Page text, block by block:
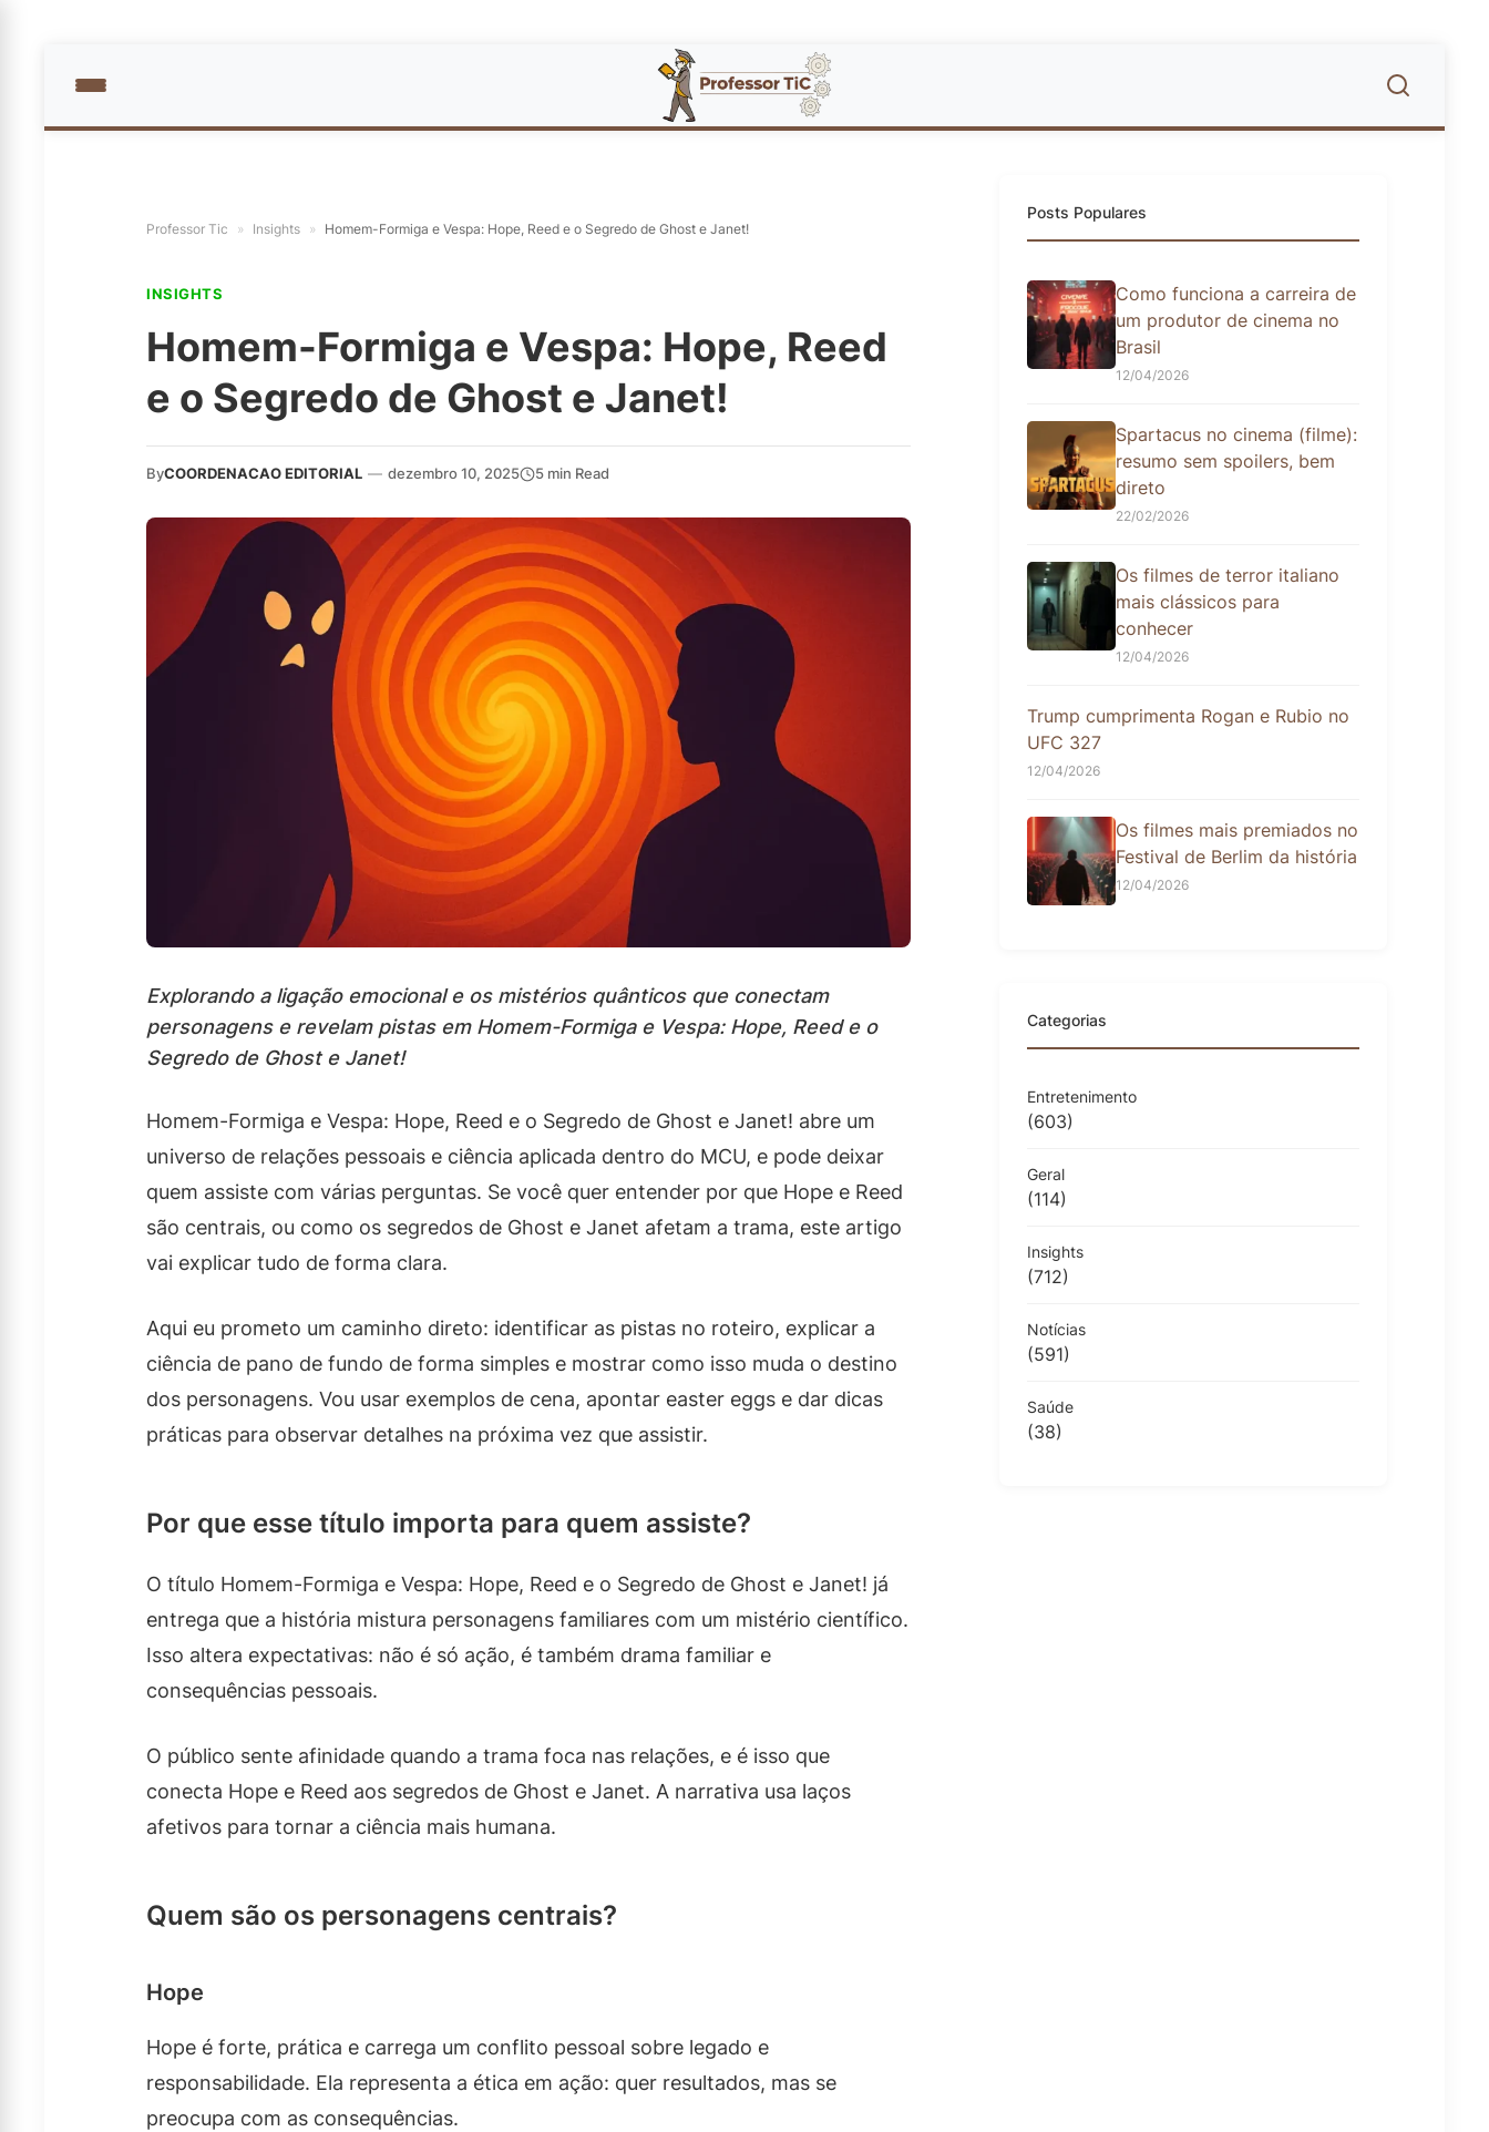
Professor Tic » Insights » Homem-Formiga e Vespa: Hope, Reed e o Segredo de Ghost e Janet!
INSIGHTS
Homem-Formiga e Vespa: Hope, Reed
e o Segredo de Ghost e Janet!
ByCOORDENACAO EDITORIAL — dezembro 10, 2025 5 min Read
Explorando a ligação emocional e os mistérios quânticos que conectam
personagens e revelam pistas em Homem-Formiga e Vespa: Hope, Reed e o
Segredo de Ghost e Janet!
Homem-Formiga e Vespa: Hope, Reed e o Segredo de Ghost e Janet! abre um
universo de relações pessoais e ciência aplicada dentro do MCU, e pode deixar
quem assiste com várias perguntas. Se você quer entender por que Hope e Reed
são centrais, ou como os segredos de Ghost e Janet afetam a trama, este artigo
vai explicar tudo de forma clara.
Aqui eu prometo um caminho direto: identificar as pistas no roteiro, explicar a
ciência de pano de fundo de forma simples e mostrar como isso muda o destino
dos personagens. Vou usar exemplos de cena, apontar easter eggs e dar dicas
práticas para observar detalhes na próxima vez que assistir.
Por que esse título importa para quem assiste?
O título Homem-Formiga e Vespa: Hope, Reed e o Segredo de Ghost e Janet! já
entrega que a história mistura personagens familiares com um mistério científico.
Isso altera expectativas: não é só ação, é também drama familiar e
consequências pessoais.
O público sente afinidade quando a trama foca nas relações, e é isso que
conecta Hope e Reed aos segredos de Ghost e Janet. A narrativa usa laços
afetivos para tornar a ciência mais humana.
Quem são os personagens centrais?
Hope
Hope é forte, prática e carrega um conflito pessoal sobre legado e
responsabilidade. Ela representa a ética em ação: quer resultados, mas se
preocupa com as consequências.
Posts Populares
Como funciona a carreira de
um produtor de cinema no
Brasil
12/04/2026
Spartacus no cinema (filme):
resumo sem spoilers, bem
direto
22/02/2026
Os filmes de terror italiano
mais clássicos para
conhecer
12/04/2026
Trump cumprimenta Rogan e Rubio no
UFC 327
12/04/2026
Os filmes mais premiados no
Festival de Berlim da história
12/04/2026
Categorias
Entretenimento
(603)
Geral
(114)
Insights
(712)
Notícias
(591)
Saúde
(38)